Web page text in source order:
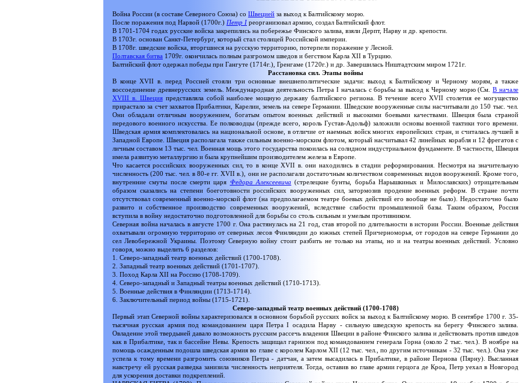
Война России (в составе Северного Союза) со Швецией за выход к Балтийскому морю.
После поражения под Нарвой (1700г.) Петр I реорганизовал армию, создал Балтийский флот.
В 1701-1704 годах русские войска закрепились на побережье Финского залива, взяли Дерпт, Нарву и др. крепости.
В 1703г. основан Санкт-Петербург, который стал столицей Российской империи.
В 1708г. шведские войска, вторгшиеся на русскую территорию, потерпели поражение у Лесной.
Полтавская битва 1709г. окончилась полным разгромом шведов и бегством Карла XII в Турцию.
Балтийский флот одержал победы при Гангуте (1714г.), Гренгаме (1720г.) и др. Завершилась Ништадтским миром 1721г.
Расстановка сил. Этапы войны
В конце XVII в. перед Россией стояли три основные внешнеполитические задачи: выход к Балтийскому и Черному морям, а также
воссоединение древнерусских земель. Международная деятельность Петра I началась с борьбы за выход к Черному морю (См.В начале
XVIII в. Швецияпредставляла собой наиболее мощную державу балтийского региона. В течение всего XVII столетия ее могущество
прирастало за счет захватов Прибалтики, Карелии, земель на севере Германии. Шведские вооруженные силы насчитывали до 150 тыс. чел.
Они обладали отличным вооружением, богатым опытом военных действий и высокими боевыми качествами. Швеция была страной
передового военного искусства. Ее полководцы (прежде всего, король Густав-Адольф) заложили основы военной тактики того времени.
Шведская армия комплектовалась на национальной основе, в отличие от наемных войск многих европейских стран, и считалась лучшей в
Западной Европе. Швеция располагала также сильным военно-морским флотом, который насчитывал 42 линейных корабля и 12 фрегатов с
личным составом 13 тыс. чел. Военная мощь этого государства покоилась на солидном индустриальном фундаменте. В частности, Швеция
имела развитую металлургию и была крупнейшим производителем железа в Европе.
Что касается российских вооруженных сил, то в конце XVII в. они находились в стадии реформирования. Несмотря на значительную
численность (200 тыс. чел. в 80-е гг. XVII в.), они не располагали достаточным количеством современных видов вооружений. Кроме того,
внутренние смуты после смерти царя Федора Алексеевича (стрелецкие бунты, борьба Нарышкиных и Милославских) отрицательным
образом сказались на степени боеготовности российских вооруженных сил, затормозив продение военных реформ. В стране почти
отсутствовал современный военно-морской флот (на предполагаемом театре боевых действий его вообще не было). Недостаточно было
развито и собственное производство современных вооружений, вследствие слабости промышленной базы. Таким образом, Россия
вступила в войну недостаточно подготовленной для борьбы со столь сильным и умелым противником.
Северная война началась в августе 1700 г. Она растянулась на 21 год, став второй по длительности в истории России. Военные действия
охватывали огромную территорию от северных лесов Финляндии до южных степей Причерноморья, от городов на севере Германии до
сел Левобережной Украины. Поэтому Северную войну стоит разбить не только на этапы, но и на театры военных действий. Условно
говоря, можно выделить 6 разделов:
1. Северо-западный театр военных действий (1700-1708).
2. Западный театр военных действий (1701-1707).
3. Поход Карла XII на Россию (1708-1709).
4. Северо-западный и Западный театры военных действий (1710-1713).
5. Военные действия в Финляндии (1713-1714).
6. Заключительный период войны (1715-1721).
Северо-западный театр военных действий (1700-1708)
Первый этап Северной войны характеризовался в основном борьбой русских войск за выход к Балтийскому морю. В сентябре 1700 г. 35-
тысячная русская армия под командованием царя Петра I осадила Нарву - сильную шведскую крепость на берегу Финского залива.
Овладение этой твердыней давало возможность русским рассечь владения Швеции в районе Финского залива и действовать против шведов
как в Прибалтике, так и бассейне Невы. Крепость защищал гарнизон под командованием генерала Горна (около 2 тыс. чел.). В ноябре на
помощь осажденным подошла шведская армия во главе с королем Карлом XII (12 тыс. чел., по другим источникам - 32 тыс. чел.). Она уже
успела к тому времени разгромить союзников Петра - датчан, а затем высадилась в Прибалтике, в районе Пернова (Пярну). Высланная
навстречу ей русская разведка занизила численность неприятеля. Тогда, оставив во главе армии герцога де Кроа, Петр уехал в Новгород
для ускорения доставки подкреплений.